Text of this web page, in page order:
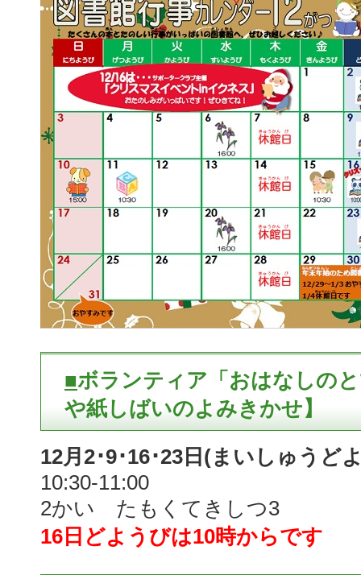
■ボランティア「おはなしの
や紙しばいのよみきかせ】
12月2･9･16･23日(まいしゅうど
10:30-11:00
2かい たもくてきしつ3
16日どようびは10時からです